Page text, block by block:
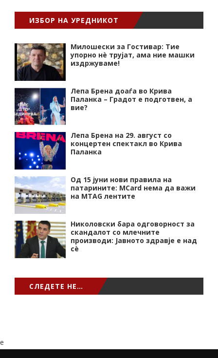
ИЗБОР НА УРЕДНИКОТ
Милошески за Гостивар: Тие
упорно нѐ трујат, ама ние машки
издржуваме!
Лепа Брена доаѓа во Крива
Паланка – Градот е подготвен, а
вие?
Лепа Брена на 29. август со
концертен спектакл во Крива
Паланка
Од 15 јуни нови правила на
патарините: MCard нема да важи
на MTAG лентите
Николовски бара одговорност за
скандалот со млечните
производи: Јавното здравје е над
сѐ
СЛЕДЕТЕ НЕ…
e